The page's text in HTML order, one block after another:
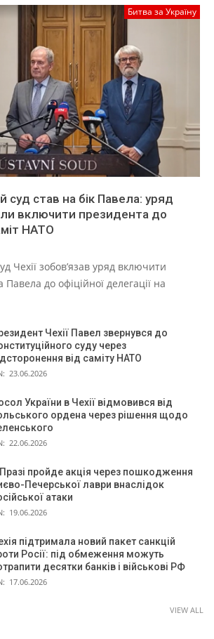
Битва за Україну
суд став на бік Павела: уряд
включити президента до
НАТО
Чехії зобов’язав уряд включити
до офіційної делегації на
Чехії Павел звернувся до
суду через
від саміту НАТО
23.06.2026
України в Чехії відмовився від
ордена через рішення щодо
22.06.2026
пройде акція через пошкодження
Печерської лаври внаслідок
атаки
19.06.2026
підтримала новий пакет санкцій
Росії: під обмеження можуть
десятки банків і військові РФ
17.06.2026
VIEW ALL